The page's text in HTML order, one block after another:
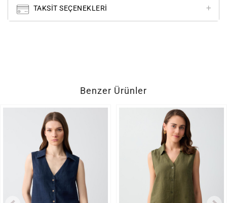
TAKSIT SEÇENEKLERI
Benzer Ürünler